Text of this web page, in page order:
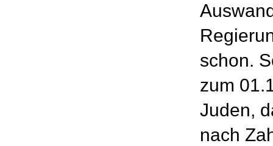
schon.
zum
Juden,
nach